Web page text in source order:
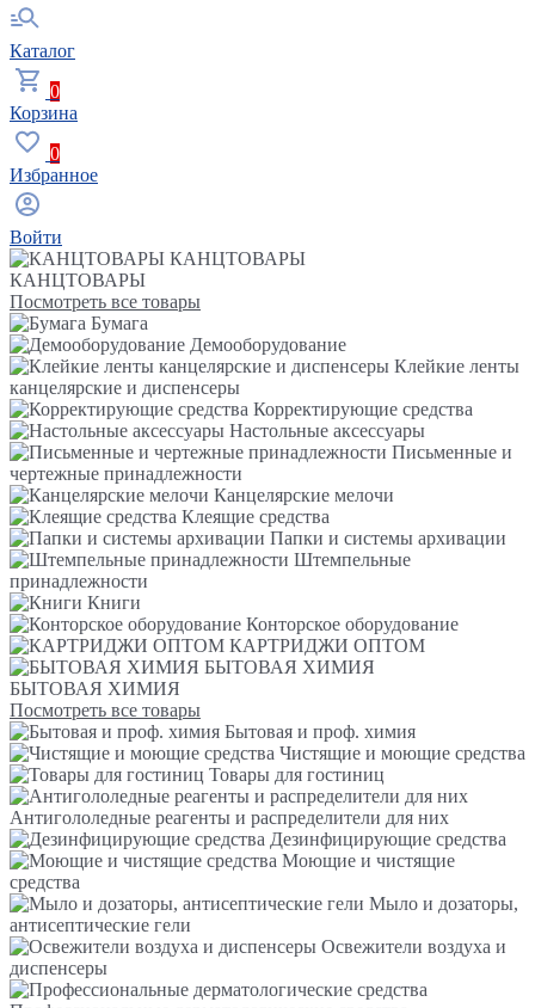
Каталог
0
Корзина
0
Избранное
Войти
КАНЦТОВАРЫ
КАНЦТОВАРЫ
Посмотреть все товары
Бумага
Демооборудование
Клейкие ленты
канцелярские и диспенсеры
Корректирующие средства
Настольные аксессуары
Письменные и
чертежные принадлежности
Канцелярские мелочи
Клеящие средства
Папки и системы архивации
Штемпельные
принадлежности
Книги
Конторское оборудование
КАРТРИДЖИ ОПТОМ
БЫТОВАЯ ХИМИЯ
БЫТОВАЯ ХИМИЯ
Посмотреть все товары
Бытовая и проф. химия
Чистящие и моющие средства
Товары для гостиниц
Антигололедные реагенты и распределители для них
Дезинфицирующие средства
Моющие и чистящие
средства
Мыло и дозаторы,
антисептические гели
Освежители воздуха и
диспенсеры